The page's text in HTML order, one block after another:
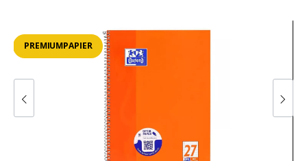
Bildergalerie überspringen
PREMIUMPAPIER